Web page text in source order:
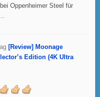
Oppenheimer Steel für
[Review] Moonage
Edition (4K Ultra